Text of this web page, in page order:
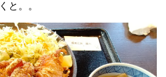
と。。